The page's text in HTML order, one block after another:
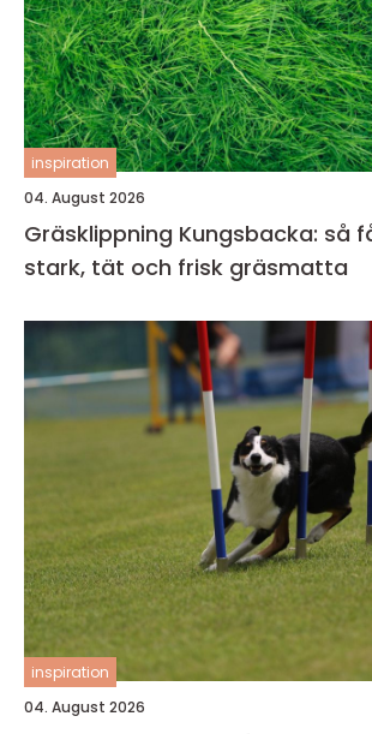
inspiration
04. August 2026
Gräsklippning Kungsbacka: så
stark, tät och frisk gräsmatta
inspiration
04. August 2026